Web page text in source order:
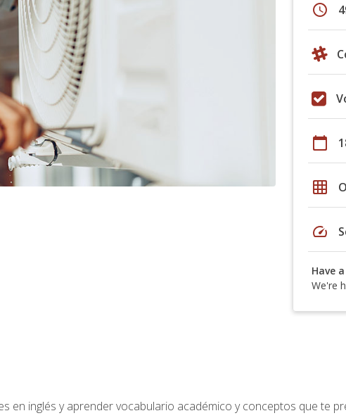
schedule
calendar_today
grid_on
speed
Have
We're
en inglés y aprender vocabulario académico y conceptos que te